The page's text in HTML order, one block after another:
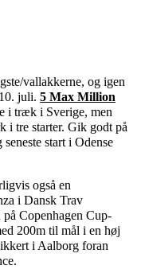
vallakkerne, og igen
juli. 5 Max Million
i træk i Sverige, men
i tre starter. Gik godt på
start i Odense
også en
i Dansk Trav
Copenhagen Cup-
200m til mål i en høj
i Aalborg foran